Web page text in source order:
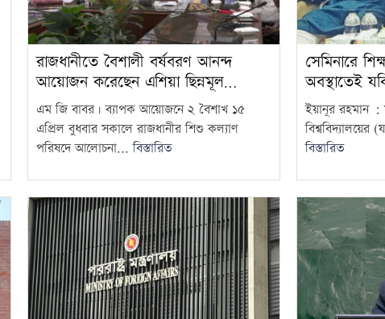
রাজধানীতে বৈশালী বর্ষবরণ আনন্দ
আয়োজন করেছেন এশিয়া ছিন্নমূল…
এম জি বাবর। ব্যাপক আয়োজনে ২ বৈশাখ ১৫
এপ্রিল বুধবার সকালে রাজধানীর শিশু কল্যাণ
পরিষদে আলোচনা...বিস্তারিত
সেমিনারে
অবস্থাতেই
ইয়ানূর রহমান :
বিশ্ববিদ্যালয়ের
বিস্তারিত